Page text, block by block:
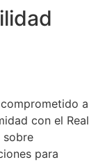
a
con el Real
sobre
para